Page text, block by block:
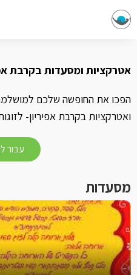
אטרקציות ומסעדות בקרבת
הפכו את החופשה שלכם למושלמת
ואטרקציות בקרבת אפיריון-
עבור
מסעדות